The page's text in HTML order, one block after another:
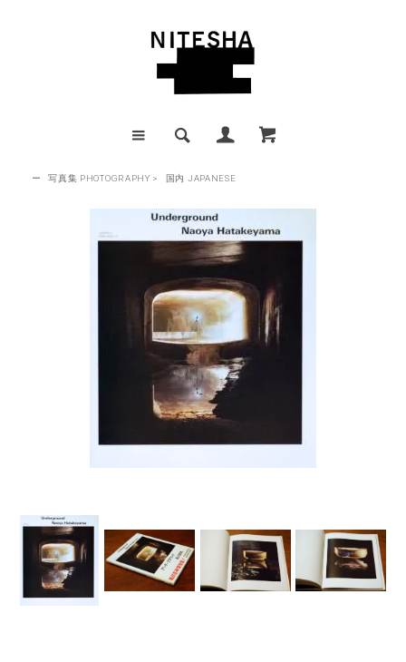
ー 写真集 PHOTOGRAPHY > 国内 JAPANESE